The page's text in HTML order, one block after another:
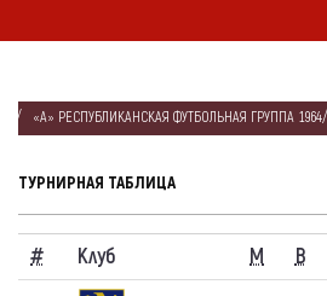
«А» РЕСПУБЛИКАНСКАЯ ФУТБОЛЬНАЯ ГРУППА
ТУРНИРНАЯ ТАБЛИЦА
# Клуб M В